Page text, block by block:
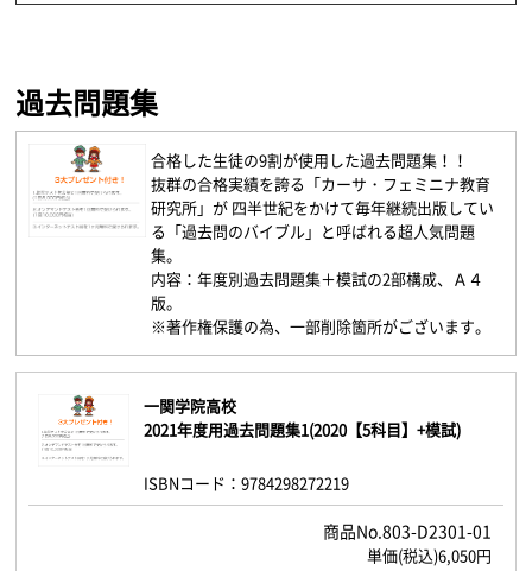
過去問題集
合格した生徒の9割が使用した過去問題集！！
抜群の合格実績を誇る「カーサ・フェミニナ教育
研究所」が 四半世紀をかけて毎年継続出版してい
る「過去問のバイブル」と呼ばれる超人気問題
集。
内容：年度別過去問題集＋模試の2部構成、Ａ４
版。
※著作権保護の為、一部削除箇所がございます。
一関学院高校
2021年度用過去問題集1(2020【5科目】+模試)
ISBNコード：9784298272219
803-D2301-01
6,050円